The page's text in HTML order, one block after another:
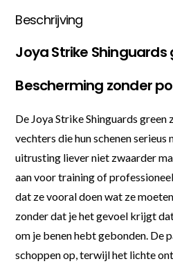
Beschrijving
Joya Strike
Bescherming zonder
De Joya Strike Shinguards
vechters die hun schenen serieus
uitrusting liever niet zwaarder
aan voor training of
dat ze vooral doen wat ze
zonder dat je het gevoel krijgt
om je benen hebt gebonden. De
schoppen op, terwijl het lichte